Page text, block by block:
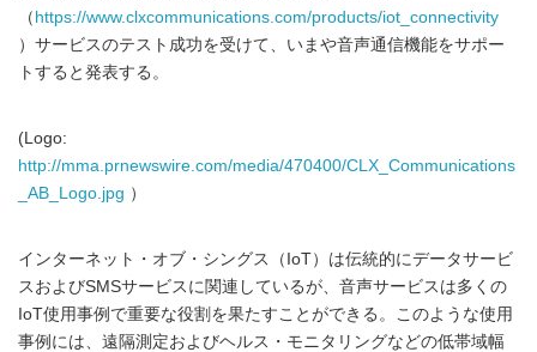
（ https://www.clxcommunications.com/products/iot_connectivity
）サービスのテスト成功を受けて、いまや音声通信機能をサポー
トすると発表する。
(Logo:
http://mma.prnewswire.com/media/470400/CLX_Communications
_AB_Logo.jpg ）
インターネット・オブ・シングス（IoT）は伝統的にデータサービ
スおよびSMSサービスに関連しているが、音声サービスは多くの
IoT使用事例で重要な役割を果たすことができる。このような使用
事例には、遠隔測定およびヘルス・モニタリングなどの低帯域幅